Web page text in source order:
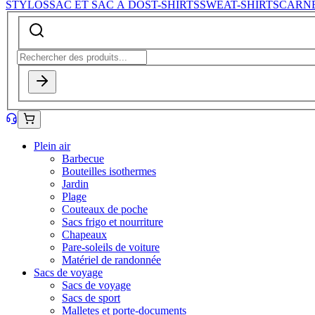
STYLOSSAC ET SAC À DOST-SHIRTSSWEAT-SHIRTS
Plein air
Barbecue
Bouteilles isothermes
Jardin
Plage
Couteaux de poche
Sacs frigo et nourriture
Chapeaux
Pare-soleils de voiture
Matériel de randonnée
Sacs de voyage
Sacs de voyage
Sacs de sport
Malletes et porte-documents